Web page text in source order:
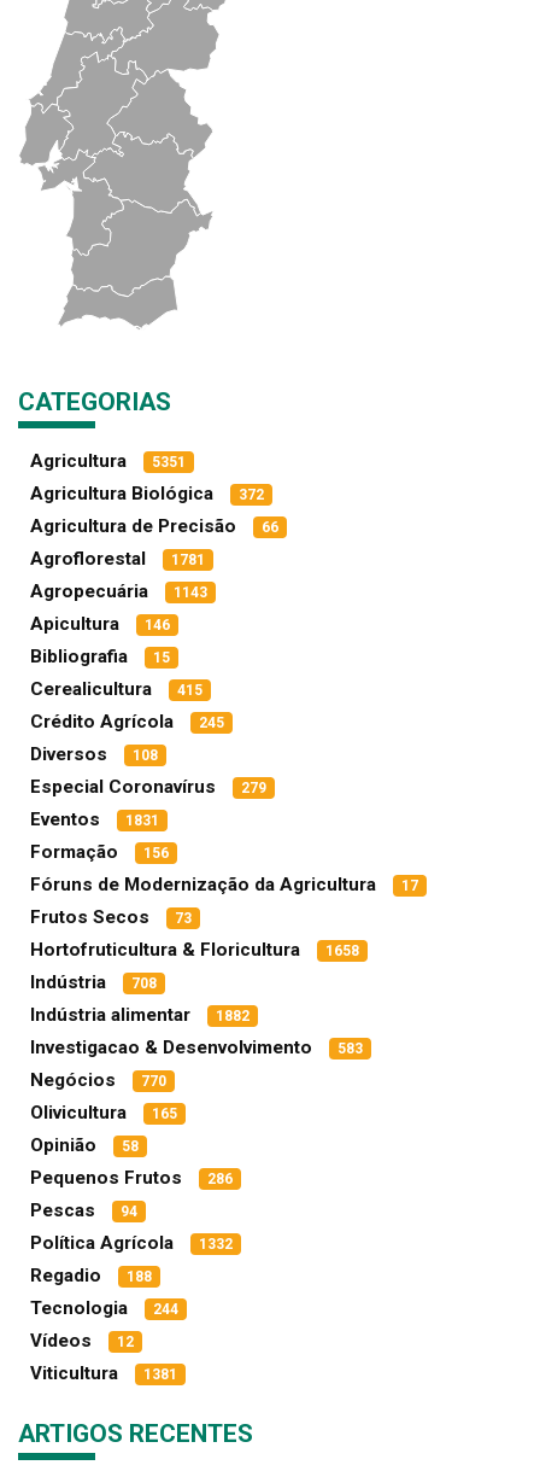
CATEGORIAS
Agricultura 5351
Agricultura Biológica 372
Agricultura de Precisão 66
Agroflorestal 1781
Agropecuária 1143
Apicultura 146
Bibliografia 15
Cerealicultura 415
Crédito Agrícola 245
Diversos 108
Especial Coronavírus 279
Eventos 1831
Formação 156
Fóruns de Modernização da Agricultura 17
Frutos Secos 73
Hortofruticultura & Floricultura 1658
Indústria 708
Indústria alimentar 1882
Investigacao & Desenvolvimento 583
Negócios 770
Olivicultura 165
Opinião 58
Pequenos Frutos 286
Pescas 94
Política Agrícola 1332
Regadio 188
Tecnologia 244
Vídeos 12
Viticultura 1381
ARTIGOS RECENTES